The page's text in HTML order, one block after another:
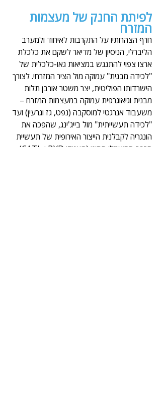
לפיתת החנק של מעצמות
המזרח
חרף הצהרותיו על התקרבות לאיחוד ולמערב
הליברלי, הניסיון של מדיאר לשקם את כלכלת
ארצו צפוי להתנגש במציאות גאו-כלכלית של
"לכידה מבנית" עמוקה מול הציר המזרחי. לצורך
הישרדותו הפוליטית, יצר משטר אורבן תלות
מבנית וגיאוגרפית עמוקה במעצמות המזרח –
משעבוד אנרגטי למוסקבה (נפט, גז וגרעין) ועד
"לכידה תעשייתית" מול בייג'ינג, שהפכה את
הונגריה לקבלנית הייצור האירופית של תעשיית
הרכב החשמלי הסיני (תאגידי BYD ו-CATL).